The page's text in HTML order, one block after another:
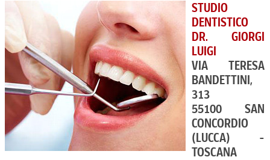
STUDIO
DENTISTICO
DR. GIORGI
LUIGI
VIA TERESA
BANDETTINI,
313
55100 SAN
CONCORDIO
(LUCCA) -
TOSCANA